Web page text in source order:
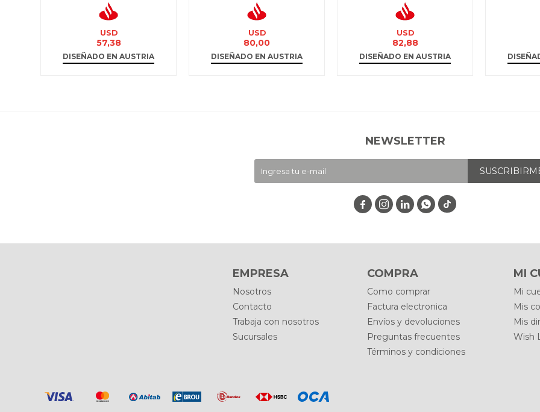
USD
57,38
DISEÑADO EN AUSTRIA
USD
80,00
DISEÑADO EN AUSTRIA
USD
82,88
DISEÑADO EN AUSTRIA
EMPRESA
Nosotros
Contacto
Trabaja con nosotros
Sucursales
COMPRA
Como comprar
Factura electronica
Envíos y devoluciones
Preguntas frecuentes
Términos y condiciones
MI
Mi
Mis
Mis
Wish
NEWSLETTER
   